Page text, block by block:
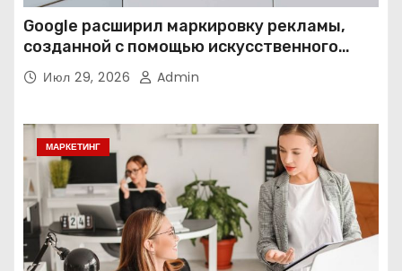
Google расширил маркировку рекламы,
созданной с помощью искусственного
интеллекта
Июл 29, 2026 Admin
МАРКЕТИНГ